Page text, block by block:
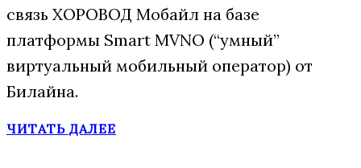
связь ХОРОВОД Мобайл на базе
платформы Smart MVNO (“умный”
виртуальный мобильный оператор) от
Билайна.
ЧИТАТЬ ДАЛЕЕ